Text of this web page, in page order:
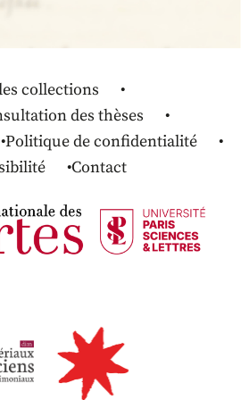
collections
des thèses
Politique de confidentialité
Contact